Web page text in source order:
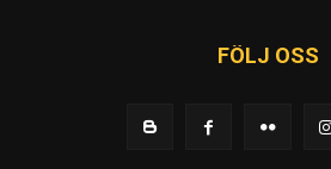
FÖLJ OSS